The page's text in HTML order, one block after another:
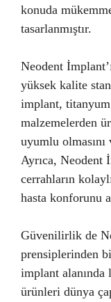
konuda
tasarlanmıştır.
Neodent
yüksek kalite
implant,
malzemelerden
uyumlu olmasını
Ayrıca, Neodent
cerrahların
hasta konforunu
Güvenilirlik de
prensiplerinden
implant
ürünleri dünya